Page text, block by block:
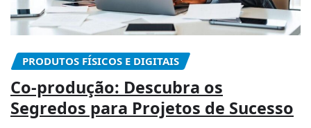
PRODUTOS FÍSICOS E DIGITAIS
Co-produção: Descubra os
Segredos para Projetos de Sucesso